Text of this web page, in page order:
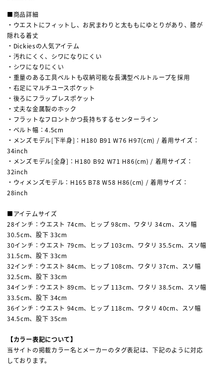
■商品詳細
・ウエストにフィットし、お尻まわりと太ももにゆとりがあり、膝が
隠れる着丈
・Dickiesの人気アイテム
・汚れにくく、シワになりにくい
・シワになりにくい
・重量のある工具ベルトも収納可能な長溝型ベルトループを採用
・右足にマルチユースポケット
・後ろにフラップレスポケット
・丈夫な金属製のホック
・フラットなフロントかつ長持ちするセンターライン
・ベルト幅：4.5cm
・メンズモデル[下半身]：H180 B91 W76 H97(cm) / 着用サイズ：
34inch
・メンズモデル[全身]：H180 B92 W71 H86(cm) / 着用サイズ：
32inch
・ウィメンズモデル：H165 B78 W58 H86(cm) / 着用サイズ：
28inch
■アイテムサイズ
28インチ：ウエスト 74cm、ヒップ 98cm、ワタリ 34cm、スソ幅
30.5cm、股下 33cm
30インチ：ウエスト 79cm、ヒップ 103cm、ワタリ 35.5cm、スソ幅
31.5cm、股下 33cm
32インチ：ウエスト 84cm、ヒップ 108cm、ワタリ 37cm、スソ幅
32.5cm、股下 33cm
34インチ：ウエスト 89cm、ヒップ 113cm、ワタリ 38.5cm、スソ幅
33.5cm、股下 34cm
36インチ：ウエスト 94cm、ヒップ 118cm、ワタリ 40cm、スソ幅
34.5cm、股下 35cm
【カラー表記について】
当サイトの掲載カラー名とメーカーのタグ表記は、下記のように対応
しております。